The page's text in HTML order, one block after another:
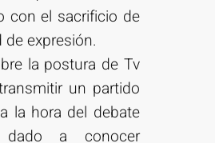
con el sacrificio de
de expresión.
la postura de Tv
un partido
la hora del debate
a conocer